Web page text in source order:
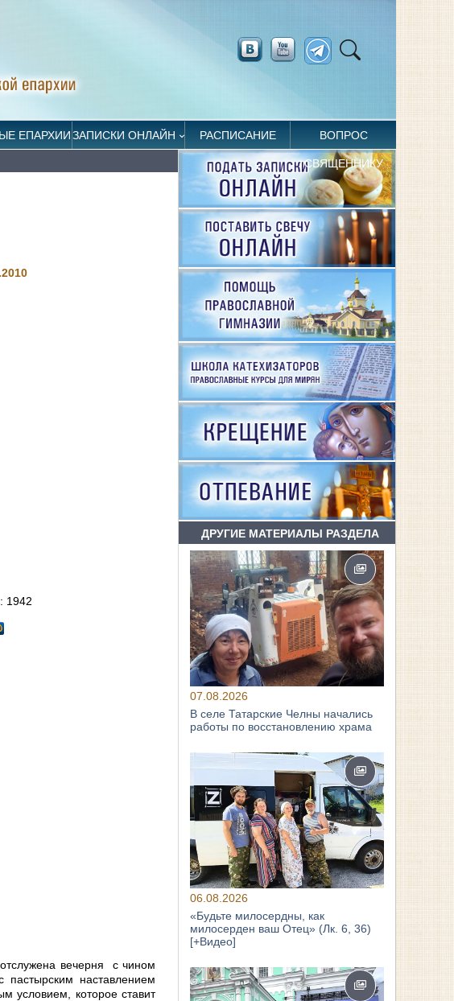
ЕПАРХИИЗАПИСКИ ОНЛАЙН РАСПИСАНИЕ ВОПРОС
СВЯЩЕННИКУ
1942
вечерня с чином
пастырским наставлением
условием, которое ставит
ДРУГИЕ МАТЕРИАЛЫ РАЗДЕЛА
07.08.2026
В селе Татарские Челны начались
работы по восстановлению храма
06.08.2026
«Будьте милосердны, как
милосерден ваш Отец» (Лк. 6, 36)
[+Видео]